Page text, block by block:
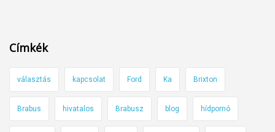
t
s
s
i
Címkék
választás kapcsolat Ford Ka Brixton
Brabus hivatalos Brabusz blog hídpornó